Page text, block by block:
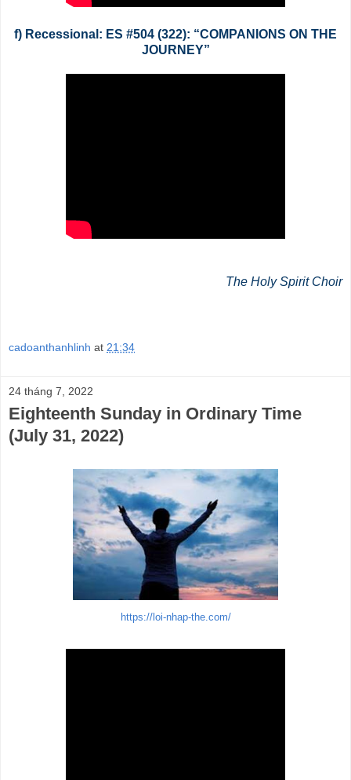
f) Recessional: ES #504 (322): “COMPANIONS ON THE
JOURNEY”
The Holy Spirit Choir
cadoanthanhlinh at 21:34
24 tháng 7, 2022
Eighteenth Sunday in Ordinary Time
(July 31, 2022)
https://loi-nhap-the.com/